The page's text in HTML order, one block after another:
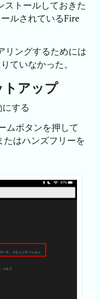
ストールしておきた
ルされているFire
リングするためには
ていなかった。
アップ
する
ムボタンを押して
はハンズフリーを